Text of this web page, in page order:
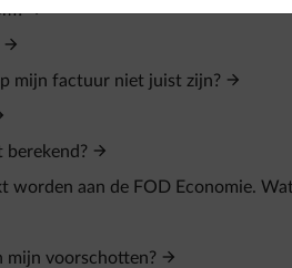
mijn factuur niet juist zijn?
berekend?
worden aan de FOD Economie.
mijn voorschotten?